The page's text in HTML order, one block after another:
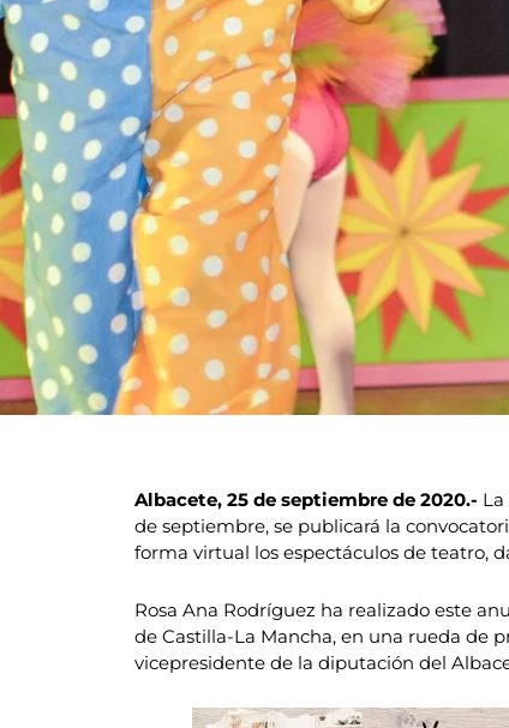
Albacete, 25 de septiembre de 2020.-
de septiembre, se publicará la
forma virtual los espectáculos de teatro,
Rosa Ana Rodríguez ha realizado este
de Castilla-La Mancha, en una rueda de
vicepresidente de la diputación del